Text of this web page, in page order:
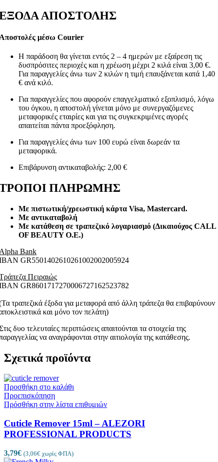
ΑΠΟΣΤΟΛΗΣ
μέσω Courier
Η παράδοση θα γίνεται εντός 2 – 4 ημερών με εξαίρεση τις
δυσπρόσιτες περιοχές και η χρέωση μέχρι 2 κιλά είναι 3,00 €.
Για παραγγελίες άνω των 2 κιλών η τιμή επαυξάνεται κατά 1,40
€ ανά κιλό.
Για παραγγελίες που αφορούν επαγγελματικό εξοπλισμό, λόγω
του όγκου, η αποστολή γίνεται μόνο με συνεργαζόμενες
μεταφορικές εταιρίες και για τις συγκεκριμένες αγορές
απαιτείται πάντα προεξόφληση.
Για παραγγελίες άνω των 100 ευρώ είναι δωρεάν τα
μεταφορικά.
Επιβάρυνση αντικαταβολής: 2,00 €
ΠΛΗΡΩΜΗΣ
Με πιστωτική/χρεωστική κάρτα Visa, Mastercard.
Με αντικαταβολή
Με κατάθεση σε τραπεζικό λογαριασμό (Δικαιούχος CALL
OF BEAUTY O.E.)
Bank
GR5501402610261002002005924
Πειραιώς
GR8601717270006727162523782
τραπεζικά έξοδα για μεταφορά από άλλη τράπεζα θα επιβαρύνουν
και μόνο τον πελάτη)
δυο τελευταίες περιπτώσεις απαιτούνται τα στοιχεία της
να αναγράφονται στην αιτιολογία της κατάθεσης.
Σχετικά προϊόντα
Προσθήκη στο καλάθι
Προεπισκόπηση
Πρόσθήκη στην λίστα επιθυμιών
Cuticle Remover 15ml – ALEZORI
PROFESSIONAL PRODUCTS
3,79€ (3,06€ χωρίς ΦΠΑ)